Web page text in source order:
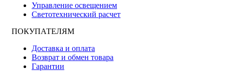
Управление освещением
Светотехнический расчет
ПОКУПАТЕЛЯМ
Доставка и оплата
Возврат и обмен товара
Гарантии